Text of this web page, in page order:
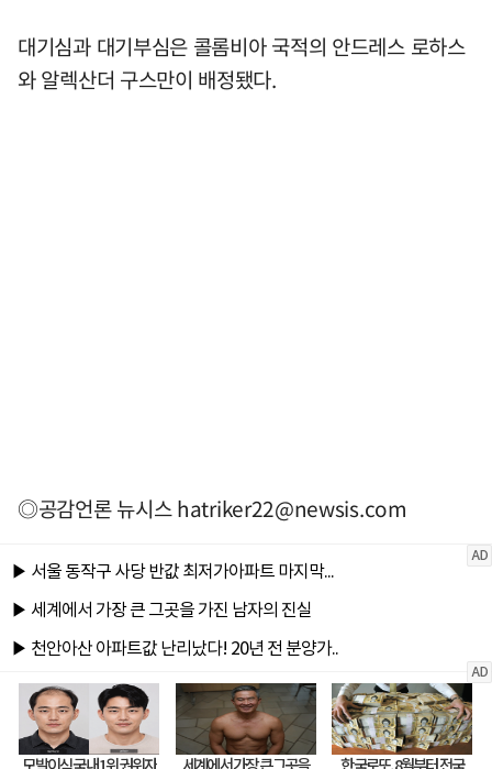
대기심과 대기부심은 콜롬비아 국적의 안드레스 로하스
와 알렉산더 구스만이 배정됐다.
◎공감언론 뉴시스hatriker22@newsis.com